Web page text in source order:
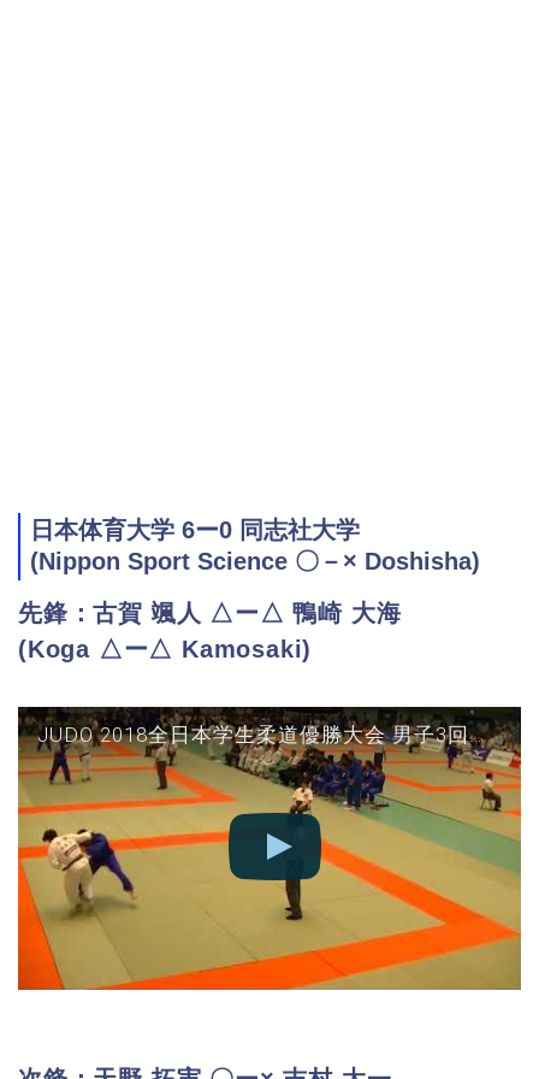
日本体育大学 6ー0 同志社大学
(Nippon Sport Science 〇－× Doshisha)
先鋒：古賀 颯人 △ー△ 鴨崎 大海
(Koga △ー△ Kamosaki)
JUDO 2018全日本学生柔道優勝大会 男子3回戦 日本体育vs同志社 先鋒(古賀×鴨崎)